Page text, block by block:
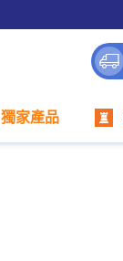
獨家產品